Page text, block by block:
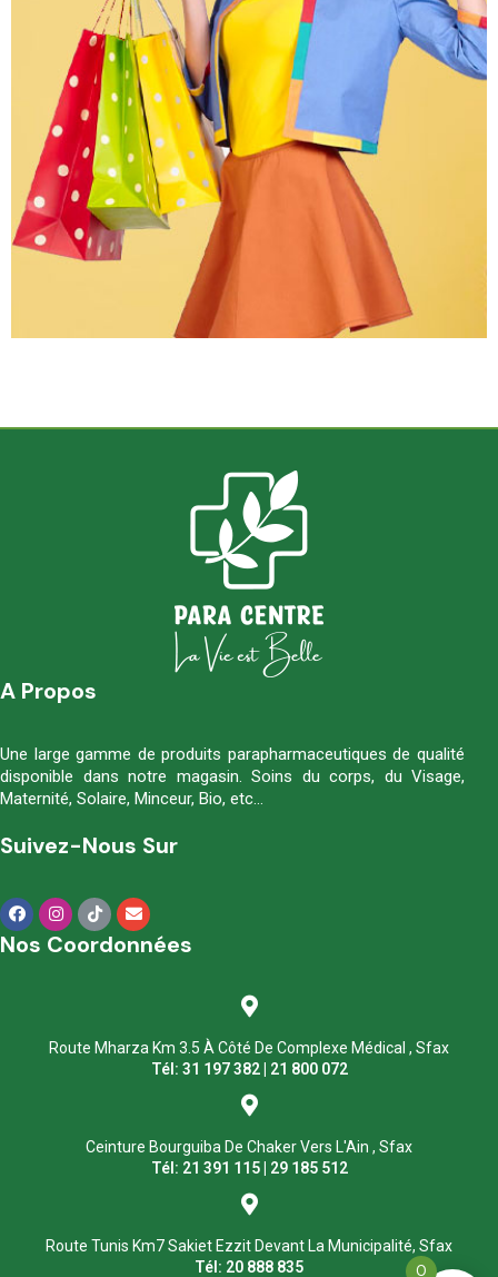
A Propos
Une large gamme de produits parapharmaceutiques de qualité
disponible dans notre magasin. Soins du corps, du Visage,
Maternité, Solaire, Minceur, Bio, etc…
Suivez-Nous Sur
Nos Coordonnées
Route Mharza Km 3.5 À Côté De Complexe Médical , Sfax
Tél: 31 197 382 | 21 800 072
Ceinture Bourguiba De Chaker Vers L'Ain , Sfax
Tél: 21 391 115 | 29 185 512
Route Tunis Km7 Sakiet Ezzit Devant La Municipalité, Sfax
Tél: 20 888 835
0